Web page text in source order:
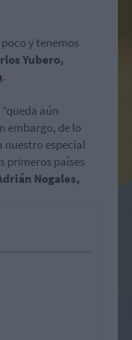
y tenemos
Yubero,
.
aún
embargo, de lo
nuestro especial
primeros países
Nogales,